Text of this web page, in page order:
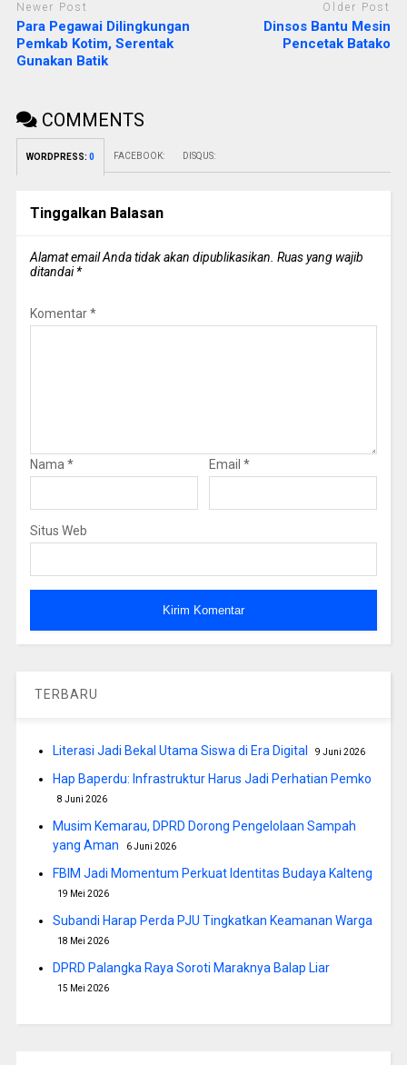
Newer Post
Para Pegawai Dilingkungan
Pemkab Kotim, Serentak
Gunakan Batik
Older Post
Dinsos Bantu Mesin
Pencetak Batako
COMMENTS
WORDPRESS: 0 FACEBOOK: DISQUS:
Tinggalkan Balasan
Alamat email Anda tidak akan dipublikasikan. Ruas yang wajib
ditandai*
Komentar*
Nama * Email *
Situs Web
TERBARU
Literasi Jadi Bekal Utama Siswa di Era Digital 9 Juni 2026
Hap Baperdu: Infrastruktur Harus Jadi Perhatian Pemko
8 Juni 2026
Musim Kemarau, DPRD Dorong Pengelolaan Sampah
yang Aman
6 Juni 2026
FBIM Jadi Momentum Perkuat Identitas Budaya Kalteng
19 Mei 2026
Subandi Harap Perda PJU Tingkatkan Keamanan Warga
18 Mei 2026
DPRD Palangka Raya Soroti Maraknya Balap Liar
15 Mei 2026